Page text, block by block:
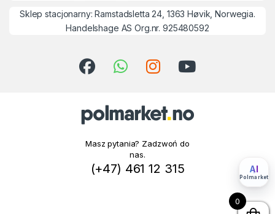
Sklep stacjonarny: Ramstadsletta 24, 1363 Høvik, Norwegia.
Handelshage AS Org.nr. 925480592
Masz pytania? Zadzwoń do
nas.
(+47) 461 12 315
0
AI
Polmarket